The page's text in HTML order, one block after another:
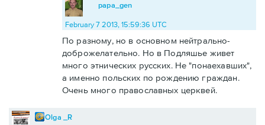
papa_gen
February 7 2013, 15:59:36 UTC
По разному, но в основном нейтрально-
доброжелательно. Но в Подляшье живет
много этнических русских. Не "понаехавших",
а именно польских по рождению граждан.
Очень много православных церквей.
Olga _R